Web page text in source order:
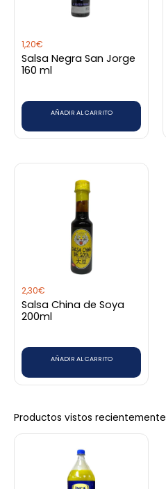
1,20€
Salsa Negra San Jorge
160 ml
AÑADIR AL CARRITO
2,30€
Salsa China de Soya
200ml
AÑADIR AL CARRITO
Productos vistos recientemente